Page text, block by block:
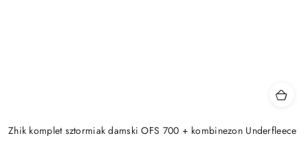
Zhik komplet sztormiak damski OFS 700 + kombinezon Underfleece